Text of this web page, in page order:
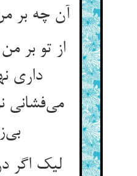
از تو بر
داری
می‌‌فشانی
بی‌‌زبان‌‌
لیک اگر